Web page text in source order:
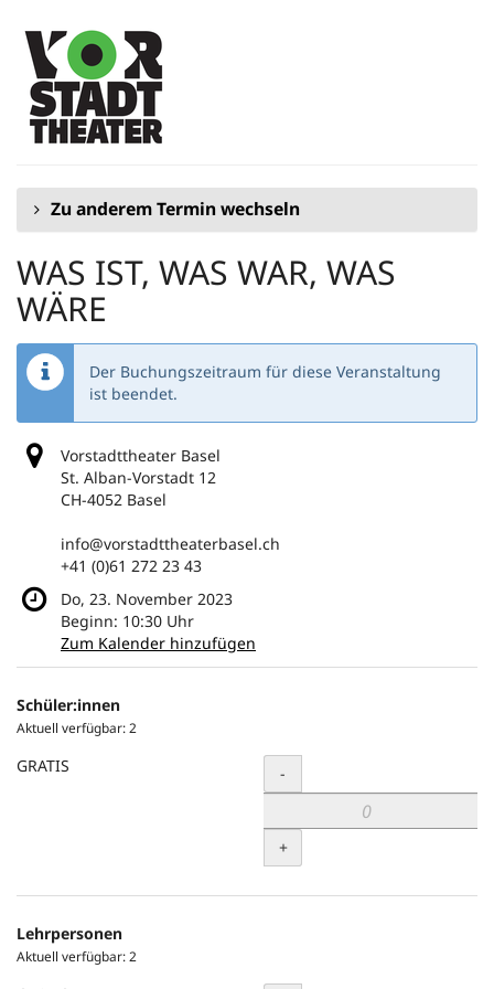
Haupt-
Inhalt
springen
Zu anderem Termin wechseln
WAS IST, WAS WAR, WAS
WÄRE
Der Buchungszeitraum für diese Veranstaltung
ist beendet.
Vorstadttheater Basel
St. Alban-Vorstadt 12
CH-4052 Basel
info@vorstadttheaterbasel.ch
+41 (0)61 272 23 43
Do, 23. November 2023
Beginn: 10:30 Uhr
Zum Kalender hinzufügen
Produkte
Unkategorisierte
Produkte
Schüler:innen
Aktuell verfügbar: 2
GRATIS Menge
-
+
Lehrpersonen
Aktuell verfügbar: 2